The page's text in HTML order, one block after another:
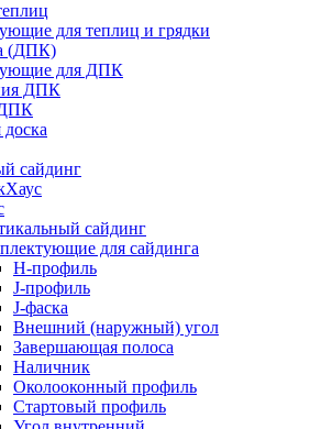
для теплиц и грядки
(ДПК)
для ДПК
ДПК
доска
сайдинг
сайдинг
для сайдинга
H-профиль
J-профиль
J-фаска
Внешний (наружный) угол
Завершающая полоса
Наличник
Околооконный профиль
Стартовый профиль